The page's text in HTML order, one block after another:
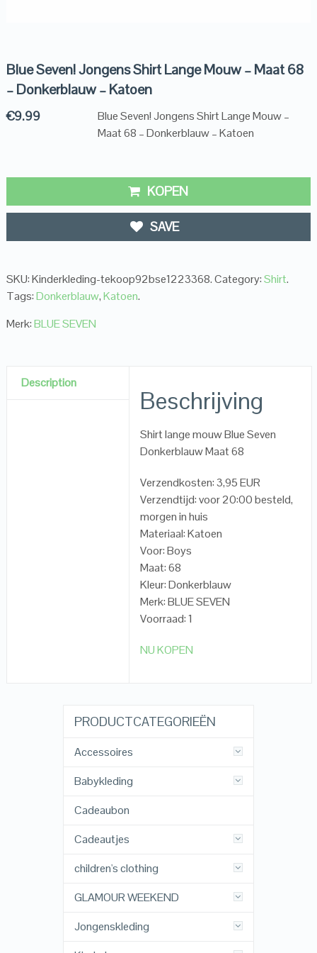
Blue Seven! Jongens Shirt Lange Mouw – Maat 68
– Donkerblauw – Katoen
€9.99
Blue Seven! Jongens Shirt Lange Mouw –
Maat 68 – Donkerblauw – Katoen
KOPEN
SAVE
SKU:Kinderkleding-tekoop92bse1223368.Category:Shirt.
Tags:Donkerblauw,Katoen.
Merk:BLUE SEVEN
Description
Beschrijving
Shirt lange mouw Blue Seven
Donkerblauw Maat 68
Verzendkosten: 3,95 EUR
Verzendtijd: voor 20:00 besteld,
morgen in huis
Materiaal: Katoen
Voor: Boys
Maat: 68
Kleur: Donkerblauw
Merk: BLUE SEVEN
Voorraad: 1
NU KOPEN
PRODUCTCATEGORIEËN
Accessoires
Babykleding
Cadeaubon
Cadeautjes
children's clothing
GLAMOUR WEEKEND
Jongenskleding